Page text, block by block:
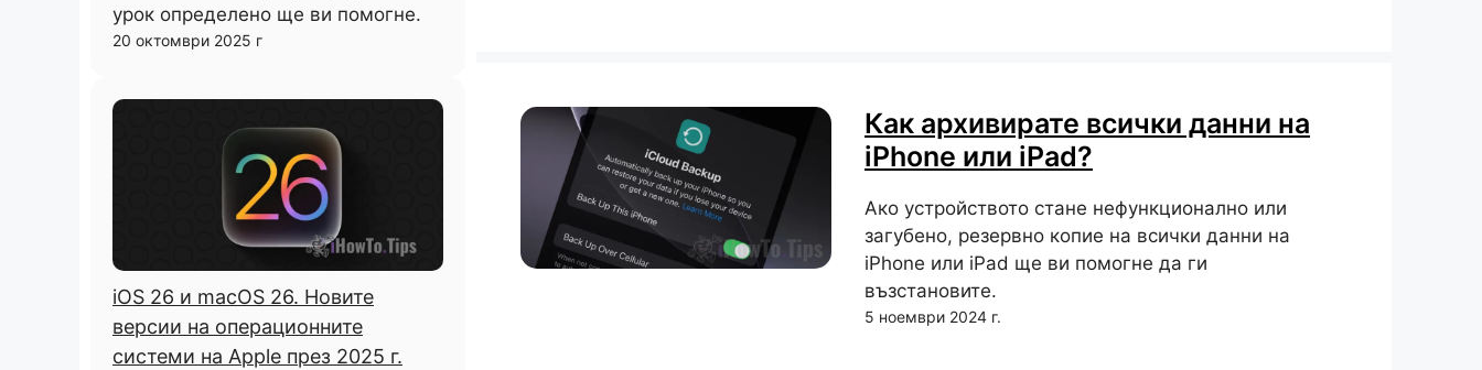
Как архивирате всички данни на
iPhone или iPad?
Ако устройството стане нефункционално или
загубено, резервно копие на всички данни на
iPhone или iPad ще ви помогне да ги
възстановите.
5 ноември 2024 г.
урок определено ще ви помогне.
20 октомври 2025 г
iOS 26 и macOS 26. Новите
версии на операционните
системи на Apple през 2025 г.